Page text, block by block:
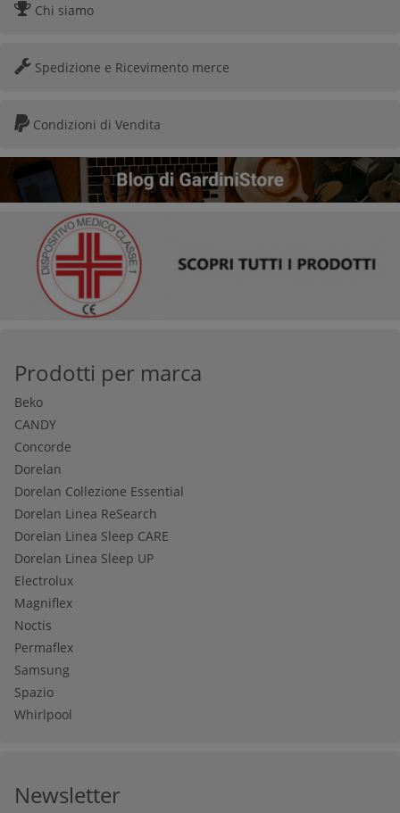
Chi siamo
Spedizione e Ricevimento merce
Condizioni di Vendita
Prodotti per marca
Beko
CANDY
Concorde
Dorelan
Dorelan Collezione Essential
Dorelan Linea ReSearch
Dorelan Linea Sleep CARE
Dorelan Linea Sleep UP
Electrolux
Magniflex
Noctis
Permaflex
Samsung
Spazio
Whirlpool
Newsletter